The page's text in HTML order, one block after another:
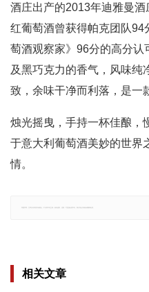
酒庄出产的2013年迪雅曼
红葡萄酒曾获得帕克团队94
萄酒观察家》96分的高分认
及黑巧克力的香气，风味纯
致，余味干净而利落，是一
烛光摇曳，手持一杯佳酿，
于意大利葡萄酒美妙的世界
情。
相关文章